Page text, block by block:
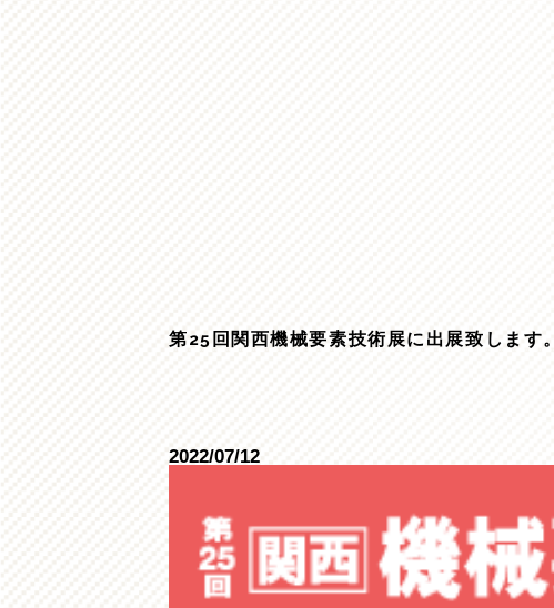
第25回関西機械要素技術展に出展致します。
2022/07/12